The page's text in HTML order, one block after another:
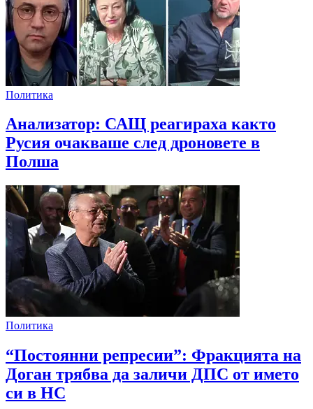
Политика
Анализатор: САЩ реагираха както
Русия очакваше след дроновете в
Полша
Политика
“Постоянни репресии”: Фракцията на
Доган трябва да заличи ДПС от името
си в НС